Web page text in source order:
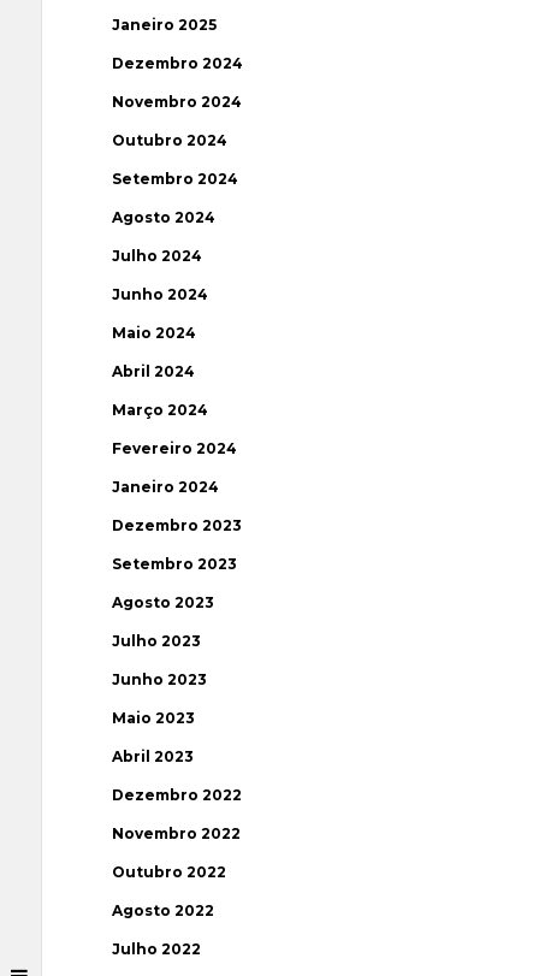
Janeiro 2025
Dezembro 2024
Novembro 2024
Outubro 2024
Setembro 2024
Agosto 2024
Julho 2024
Junho 2024
Maio 2024
Abril 2024
Março 2024
Fevereiro 2024
Janeiro 2024
Dezembro 2023
Setembro 2023
Agosto 2023
Julho 2023
Junho 2023
Maio 2023
Abril 2023
Dezembro 2022
Novembro 2022
Outubro 2022
Agosto 2022
Julho 2022